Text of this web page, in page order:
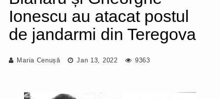
Ionescu au atacat postul
de jandarmi din Teregova
Maria Cenușă Jan 13, 2022 9363